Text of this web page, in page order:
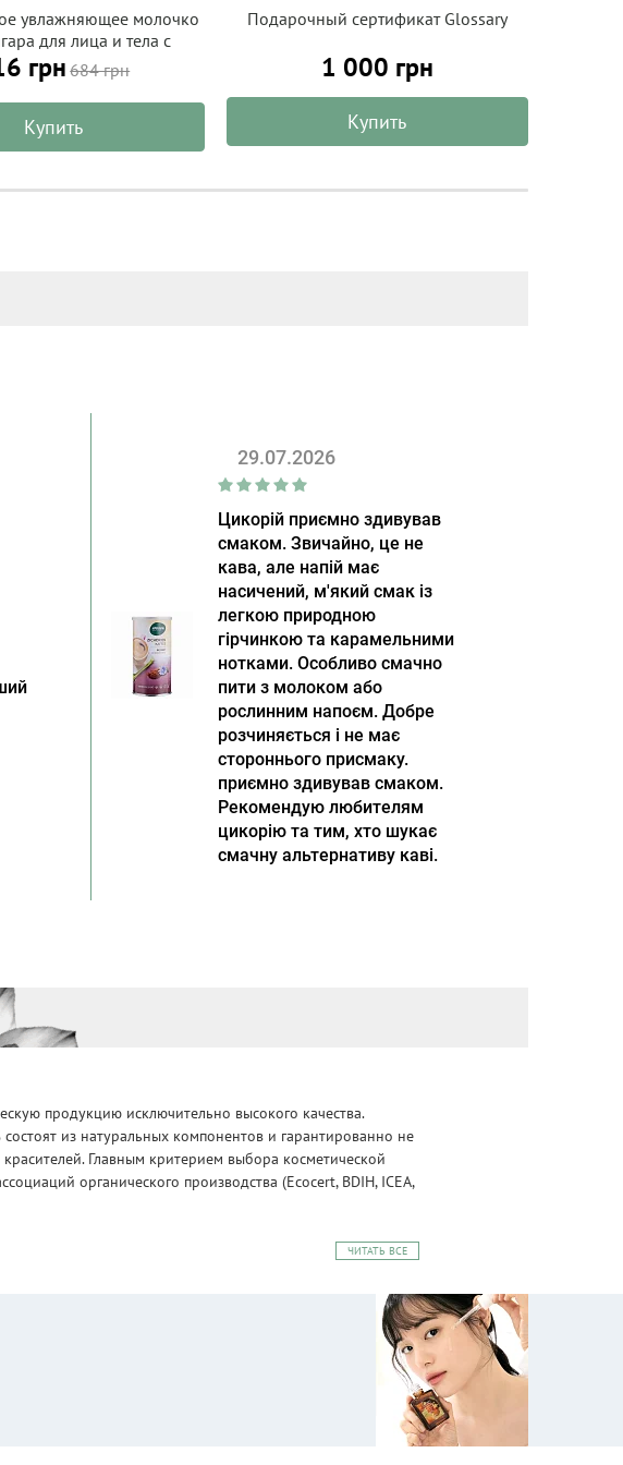
увлажняющее молочко
для лица и тела с
ALPHANOVA Organic
Sun 150 г
грн 684 грн
Купить
Подарочный сертификат Glossary
1 000 грн
Купить
29.07.2026
Цикорій приємно здивував
смаком. Звичайно, це не
кава, але напій має
насичений, м'який смак із
легкою природною
гірчинкою та карамельними
нотками. Особливо смачно
пити з молоком або
рослинним напоєм. Добре
розчиняється і не має
стороннього присмаку.
приємно здивував смаком.
Рекомендую любителям
цикорію та тим, хто шукає
смачну альтернативу каві.
продукцию исключительно высокого качества.
из натуральных компонентов и гарантированно не
Главным критерием выбора косметической
органического производства (Ecocert, BDIH, ICEA,
ЧИТАТЬ ВСЕ